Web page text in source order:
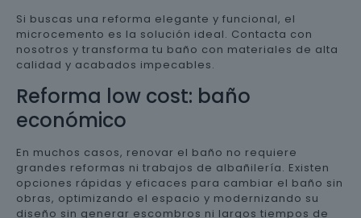
Si buscas una reforma elegante y funcional, el
microcemento es la solución ideal. Contacta con
nosotros y transforma tu baño con materiales de alta
calidad y acabados impecables.
Reforma low cost: baño
económico
En muchos casos, renovar el baño no requiere
grandes reformas ni trabajos de albañilería. Existen
opciones rápidas y eficaces para cambiar el baño sin
obras, optimizando el espacio y modernizando su
diseño sin generar escombros ni largos tiempos de